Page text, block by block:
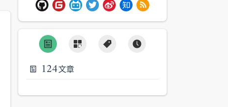
124文章